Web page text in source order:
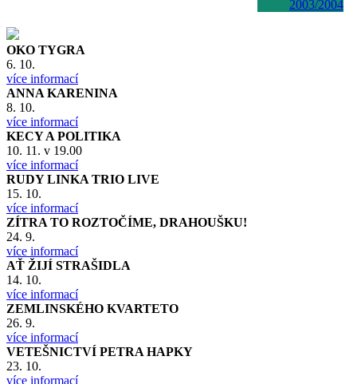
2003/2004
OKO TYGRA
6. 10.
více informací
ANNA KARENINA
8. 10.
více informací
KECY A POLITIKA
10. 11. v 19.00
více informací
RUDY LINKA TRIO LIVE
15. 10.
více informací
ZÍTRA TO ROZTOČÍME, DRAHOUŠKU!
24. 9.
více informací
AŤ ŽIJÍ STRAŠIDLA
14. 10.
více informací
ZEMLINSKÉHO KVARTETO
26. 9.
více informací
VETEŠNICTVÍ PETRA HAPKY
23. 10.
více informací